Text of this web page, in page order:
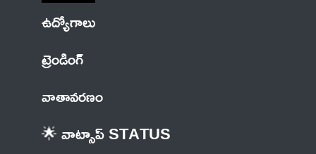
ఉద్యోగాలు
ట్రెండింగ్
వాతావరణం
🌟 వాట్సాప్ STATUS